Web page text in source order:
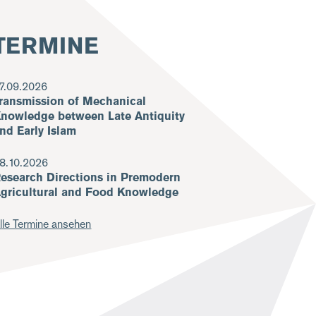
of Mechanical
between Late Antiquity
Early Islam
Directions in Premodern
and Food Knowledge
Termine ansehen